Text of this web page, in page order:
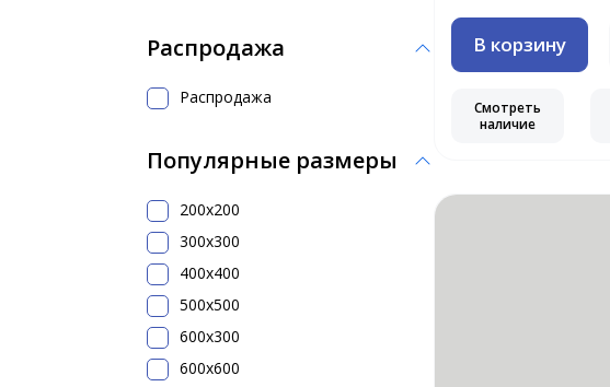
Распродажа
Распродажа
Популярные размеры
200x200
300х300
400х400
500x500
600х300
600х600
В корзину
Смотреть
наличие